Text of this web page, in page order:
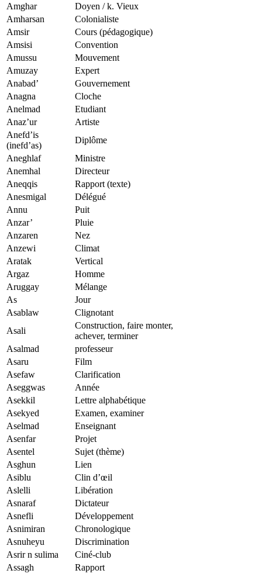
Amghar
Doyen / k. Vieux
Amharsan
Colonialiste
Amsir
Cours (pédagogique)
Amsisi
Convention
Amussu
Mouvement
Amuzay
Expert
Anabad’
Gouvernement
Anagna
Cloche
Anelmad
Etudiant
Anaz’ur
Artiste
Anefd’is
(inefd’as)
Diplôme
Aneghlaf
Ministre
Anemhal
Directeur
Aneqqis
Rapport (texte)
Anesmigal
Délégué
Annu
Puit
Anzar’
Pluie
Anzaren
Nez
Anzewi
Climat
Aratak
Vertical
Argaz
Homme
Aruggay
Mélange
As
Jour
Asablaw
Clignotant
Asali
Construction, faire monter,
achever, terminer
Asalmad
professeur
Asaru
Film
Asefaw
Clarification
Aseggwas
Année
Asekkil
Lettre alphabétique
Asekyed
Examen, examiner
Aselmad
Enseignant
Asenfar
Projet
Asentel
Sujet (thème)
Asghun
Lien
Asiblu
Clin d’œil
Aslelli
Libération
Asnaraf
Dictateur
Asnefli
Développement
Asnimiran
Chronologique
Asnuheyu
Discrimination
Asrir n sulima
Ciné-club
Assagh
Rapport